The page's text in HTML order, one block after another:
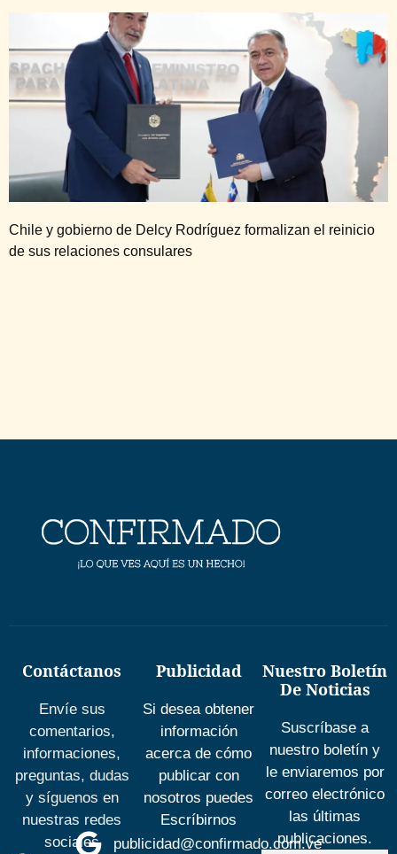
Chile y gobierno de Delcy Rodríguez formalizan el reinicio
de sus relaciones consulares
Contáctanos
Envíe sus
comentarios,
informaciones,
preguntas, dudas
y síguenos en
nuestras redes
sociales
Publicidad
Si desea obtener
información
acerca de cómo
publicar con
nosotros puedes
Escríbirnos
publicidad@confirmado.com.ve
Nuestro Boletín
De Noticias
Suscríbase a
nuestro boletín y
le enviaremos por
correo electrónico
las últimas
publicaciones.